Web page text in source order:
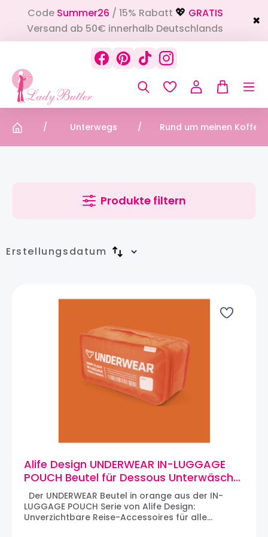
springen
CodeSummer26 / 15% Rabatt 💖 GRATIS
Versand ab 50€ innerhalb Deutschlands
✖
Unterwegs Rund um meinen Koffer
Produkte filtern
Erstellungsdatum
Alife Design UNDERWEAR IN-LUGGAGE
POUCH Beutel für Dessous Unterwäsche
(orange)
LUGGAGE POUCH Serie von Alife Design:
Unverzichtbare Reise-Accessoires für alle